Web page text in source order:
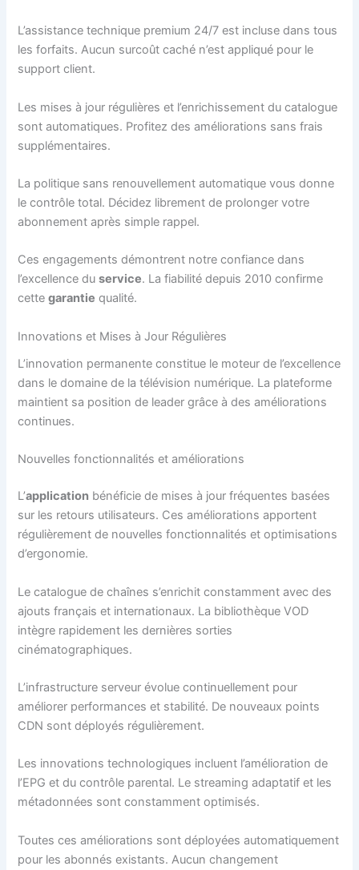
L’assistance technique premium 24/7 est incluse dans tous
les forfaits. Aucun surcoût caché n’est appliqué pour le
support client.
Les mises à jour régulières et l’enrichissement du catalogue
sont automatiques. Profitez des améliorations sans frais
supplémentaires.
La politique sans renouvellement automatique vous donne
le contrôle total. Décidez librement de prolonger votre
abonnement après simple rappel.
Ces engagements démontrent notre confiance dans
l’excellence duservice. La fiabilité depuis 2010 confirme
cettegarantie qualité.
Innovations et Mises à Jour Régulières
L’innovation permanente constitue le moteur de l’excellence
dans le domaine de la télévision numérique. La plateforme
maintient sa position de leader grâce à des améliorations
continues.
Nouvelles fonctionnalités et améliorations
L’application bénéficie de mises à jour fréquentes basées
sur les retours utilisateurs. Ces améliorations apportent
régulièrement de nouvelles fonctionnalités et optimisations
d’ergonomie.
Le catalogue de chaînes s’enrichit constamment avec des
ajouts français et internationaux. La bibliothèque VOD
intègre rapidement les dernières sorties
cinématographiques.
L’infrastructure serveur évolue continuellement pour
améliorer performances et stabilité. De nouveaux points
CDN sont déployés régulièrement.
Les innovations technologiques incluent l’amélioration de
l’EPG et du contrôle parental. Le streaming adaptatif et les
métadonnées sont constamment optimisés.
Toutes ces améliorations sont déployées automatiquement
pour les abonnés existants. Aucun changement